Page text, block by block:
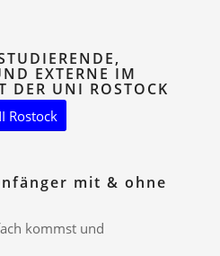
EXTERNE IM
DER UNI ROSTOCK
Rostock
mit & ohne
kommst und